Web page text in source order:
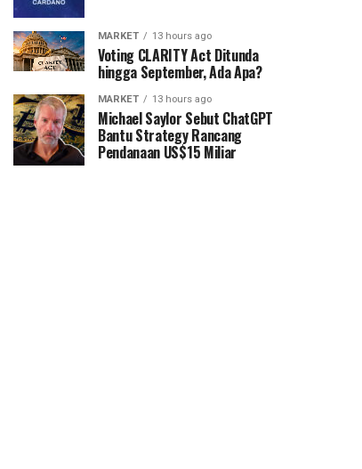
MARKET 13 hours ago
Voting CLARITY Act Ditunda
hingga September, Ada Apa?
MARKET 13 hours ago
Michael Saylor Sebut ChatGPT
Bantu Strategy Rancang
Pendanaan US$15 Miliar